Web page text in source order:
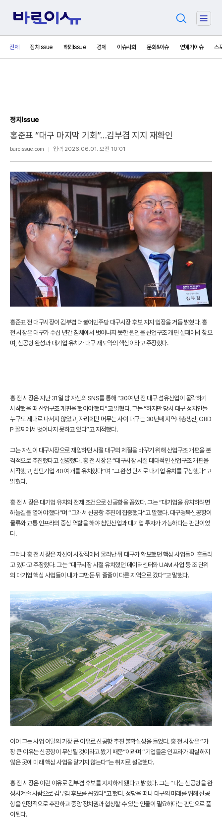
검
주
비
스
전체 정치Issue 해외Issue 경제 이슈사회 문화&이슈 연예가이슈 스
정치Issue
홍준표 “대구 마지막 기회”…김부겸 지지 재확인
baroissue.com 입력 2026.06.01. 오전 10:01
기
홍준표 전 대구시장이 김부겸 더불어민주당 대구시장 후보 지지 입장을 거듭 밝혔다. 홍
전 시장은 대구가 수십 년간 침체에서 벗어나지 못한 원인을 산업구조 개편 실패에서 찾으
며, 신공항 완성과 대기업 유치가 대구 재도약의 핵심이라고 주장했다.
홍 전 시장은 지난 31일 밤 자신의 SNS를 통해 “30여 년 전 대구 섬유산업이 몰락하기
시작했을 때 산업구조 개편을 했어야 했다”고 밝혔다. 그는 “하지만 당시 대구 정치인들
누구도 제대로 나서지 않았고, 자리에만 머무는 사이 대구는 30년째 지역내총생산, GRD
P 꼴찌에서 벗어나지 못하고 있다”고 지적했다.
그는 자신이 대구시장으로 재임하던 시절 대구의 체질을 바꾸기 위해 산업구조 개편을 본
격적으로 추진했다고 설명했다. 홍 전 시장은 “대구시장 시절 대대적인 산업구조 개편을
시작했고, 첨단기업 40여 개를 유치했다”며 “그 완성 단계로 대기업 유치를 구상했다”고
밝혔다.
홍 전 시장은 대기업 유치의 전제 조건으로 신공항을 꼽았다. 그는 “대기업을 유치하려면
하늘길을 열어야 했다”며 “그래서 신공항 추진에 집중했다”고 말했다. 대구경북신공항이
물류와 교통 인프라의 중심 역할을 해야 첨단산업과 대기업 투자가 가능하다는 판단이었
다.
그러나 홍 전 시장은 자신이 시장직에서 물러난 뒤 대구가 확보했던 핵심 사업들이 흔들리
고 있다고 주장했다. 그는 “대구시장 시절 유치했던 데이터센터와 UAM 사업 등 조 단위
의 대기업 핵심 사업들이 내가 그만둔 뒤 줄줄이 다른 지역으로 갔다”고 말했다.
이어 그는 사업 이탈의 가장 큰 이유로 신공항 추진 불확실성을 들었다. 홍 전 시장은 “가
장 큰 이유는 신공항이 무산될 것이라고 봤기 때문”이라며 “기업들은 인프라가 확실하지
않은 곳에 미래 핵심 사업을 맡기지 않는다”는 취지로 설명했다.
홍 전 시장은 이런 이유로 김부겸 후보를 지지하게 됐다고 밝혔다. 그는 “나는 신공항을 완
성시켜줄 사람으로 김부겸 후보를 꼽았다”고 했다. 정당을 떠나 대구의 미래를 위해 신공
항을 안정적으로 추진하고 중앙 정치권과 협상할 수 있는 인물이 필요하다는 판단으로 풀
이된다.